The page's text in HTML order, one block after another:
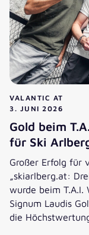
VALANTIC AT
3. JUNI 2026
Gold beim
für Ski
Großer Erfolg für
„skiarlberg.at:
wurde beim
Signum Laudis
die